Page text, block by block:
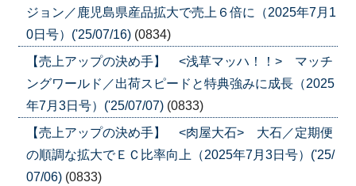
ジョン／鹿児島県産品拡大で売上６倍に（2025年7月1
0日号）('25/07/16) (0834)
【売上アップの決め手】 <浅草マッハ！！> マッチ
ングワールド／出荷スピードと特典強みに成長（2025
年7月3日号）('25/07/07) (0833)
【売上アップの決め手】 <肉屋大石> 大石／定期便
の順調な拡大でＥＣ比率向上（2025年7月3日号）('25/
07/06) (0833)